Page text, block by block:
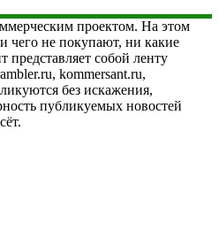
проектом. На этом
чего не покупают, ни какие
представляет собой ленту
kommersant.ru,
без искажения,
публикуемых новостей